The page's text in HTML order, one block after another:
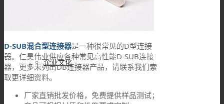
企业文化
D-SUB混合型连接器是一种很常见的D型连接
器。仁昊伟业供应各种常见高性能D-SUB连接
器，更多未列出DB连接器产品，请联系我们索
取更详细资料。
厂家直销批发价格，免费提供样品测试；